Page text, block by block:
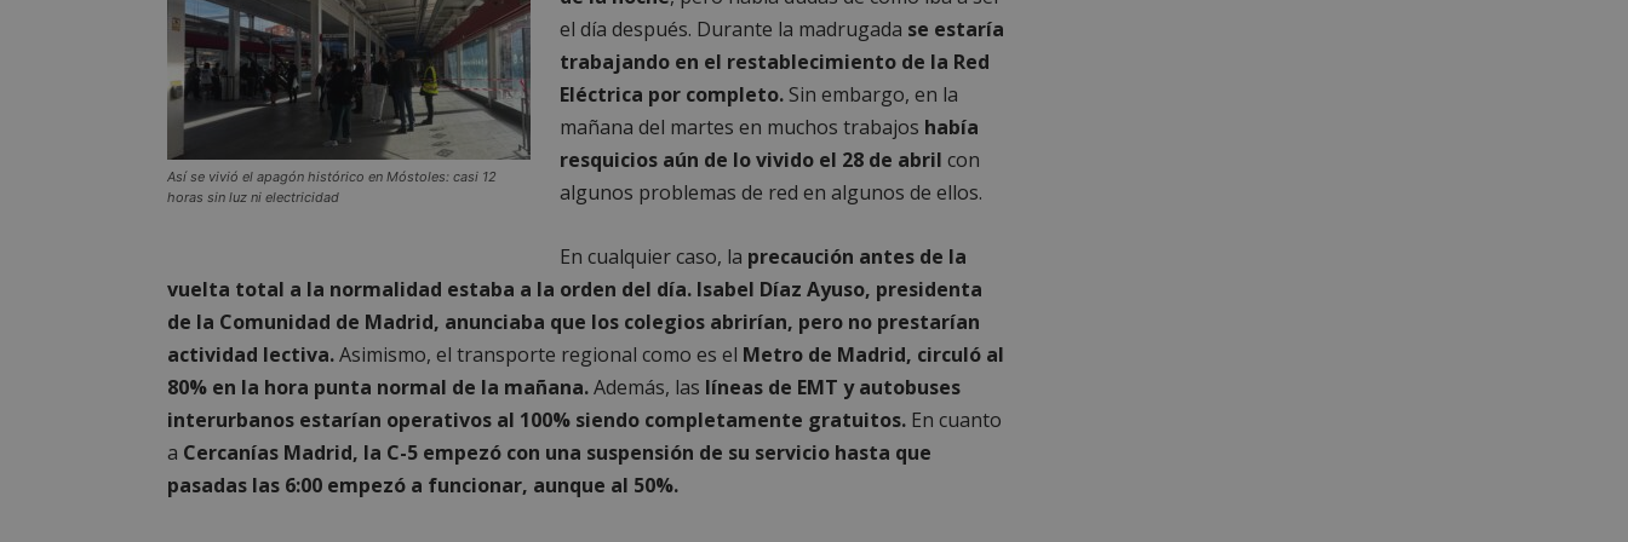
Así se vivió el apagón histórico en Móstoles: casi 12
horas sin luz ni electricidad
el día después. Durante la madrugada se estaría
trabajando en el restablecimiento de la Red
Eléctrica por completo. Sin embargo, en la
mañana del martes en muchos trabajos había
resquicios aún de lo vivido el 28 de abril con
algunos problemas de red en algunos de ellos.
En cualquier caso, la precaución antes de la
vuelta total a la normalidad estaba a la orden del día. Isabel Díaz Ayuso, presidenta
de la Comunidad de Madrid, anunciaba que los colegios abrirían, pero no prestarían
actividad lectiva.Asimismo, el transporte regional como es el Metro de Madrid, circuló al
80% en la hora punta normal de la mañana.Además, las líneas de EMT y autobuses
interurbanos estarían operativos al 100% siendo completamente gratuitos. En cuanto
a Cercanías Madrid, la C-5 empezó con una suspensión de su servicio hasta que
pasadas las 6:00 empezó a funcionar, aunque al 50%.
.alcorconhoy.com
para identificar el tráfico web de confianza y anular
cualquier restricción de seguridad basada en la
dirección IP del visitante. Es esencial para apoyar las
funciones de seguridad de un sitio web y
proporcionar protección contra visitantes
maliciosos.
Storage declaration
Nombre Storage type
wpjm-stat-job_view_unique_99537
Almacenamiento local
wpjm-stat-job_view_unique_99355
Almacenamiento local
wpjm-stat-job_view_unique_99516
Almacenamiento local
wpjm-stat-job_view_unique_99437
Almacenamiento local
google_auto_fc_cmp_setting
Almacenamiento local
wpjm-stat-job_view_unique_99340
Almacenamiento local
wpjm-stat-job_view_unique_99381